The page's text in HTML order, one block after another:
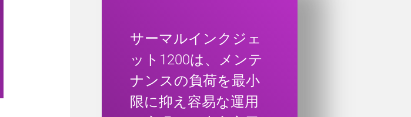
サーマルインクジェ
ット1200は、メンテ
ナンスの負荷を最小
限に抑え容易な運用